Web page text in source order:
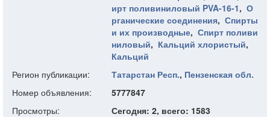
ирт поливиниловый PVA-16-1, О
рганические соединения, Спирты
и их производные, Спирт поливи
ниловый, Кальций хлористый,
Кальций
Регион публикации:
Татарстан Респ., Пензенская обл.
Номер объявления:
5777847
Просмотры:
Сегодня: 2, всего: 1583